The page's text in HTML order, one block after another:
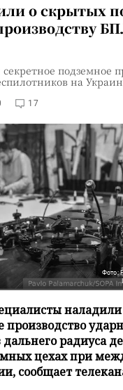
о скрытых
секретное подземное
на
17
Фото:
наладили
производство
радиуса
цехах при
сообщает